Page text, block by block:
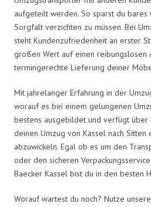
aufgeteilt werden. So sparst du bares
Sorgfalt verzichten zu müssen. Bei
steht Kundenzufriedenheit an erster
großen Wert auf einen reibungslosen
termingerechte Lieferung deiner
Mit jahrelanger Erfahrung in der
worauf es bei einem gelungenen
bestens ausgebildet und verfügt über
deinen Umzug von Kassel nach
abzuwickeln. Egal ob es um den
oder den sicheren
Baecker Kassel bist du in den besten
Worauf wartest du noch? Nutze